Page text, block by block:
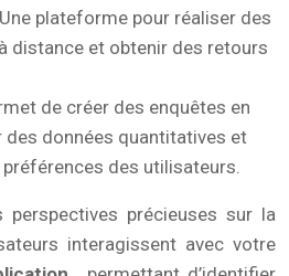
plateforme pour réaliser des
à distance et obtenir des retours
de créer des enquêtes en
des données quantitatives et
des utilisateurs.
précieuses sur la
interagissent avec votre